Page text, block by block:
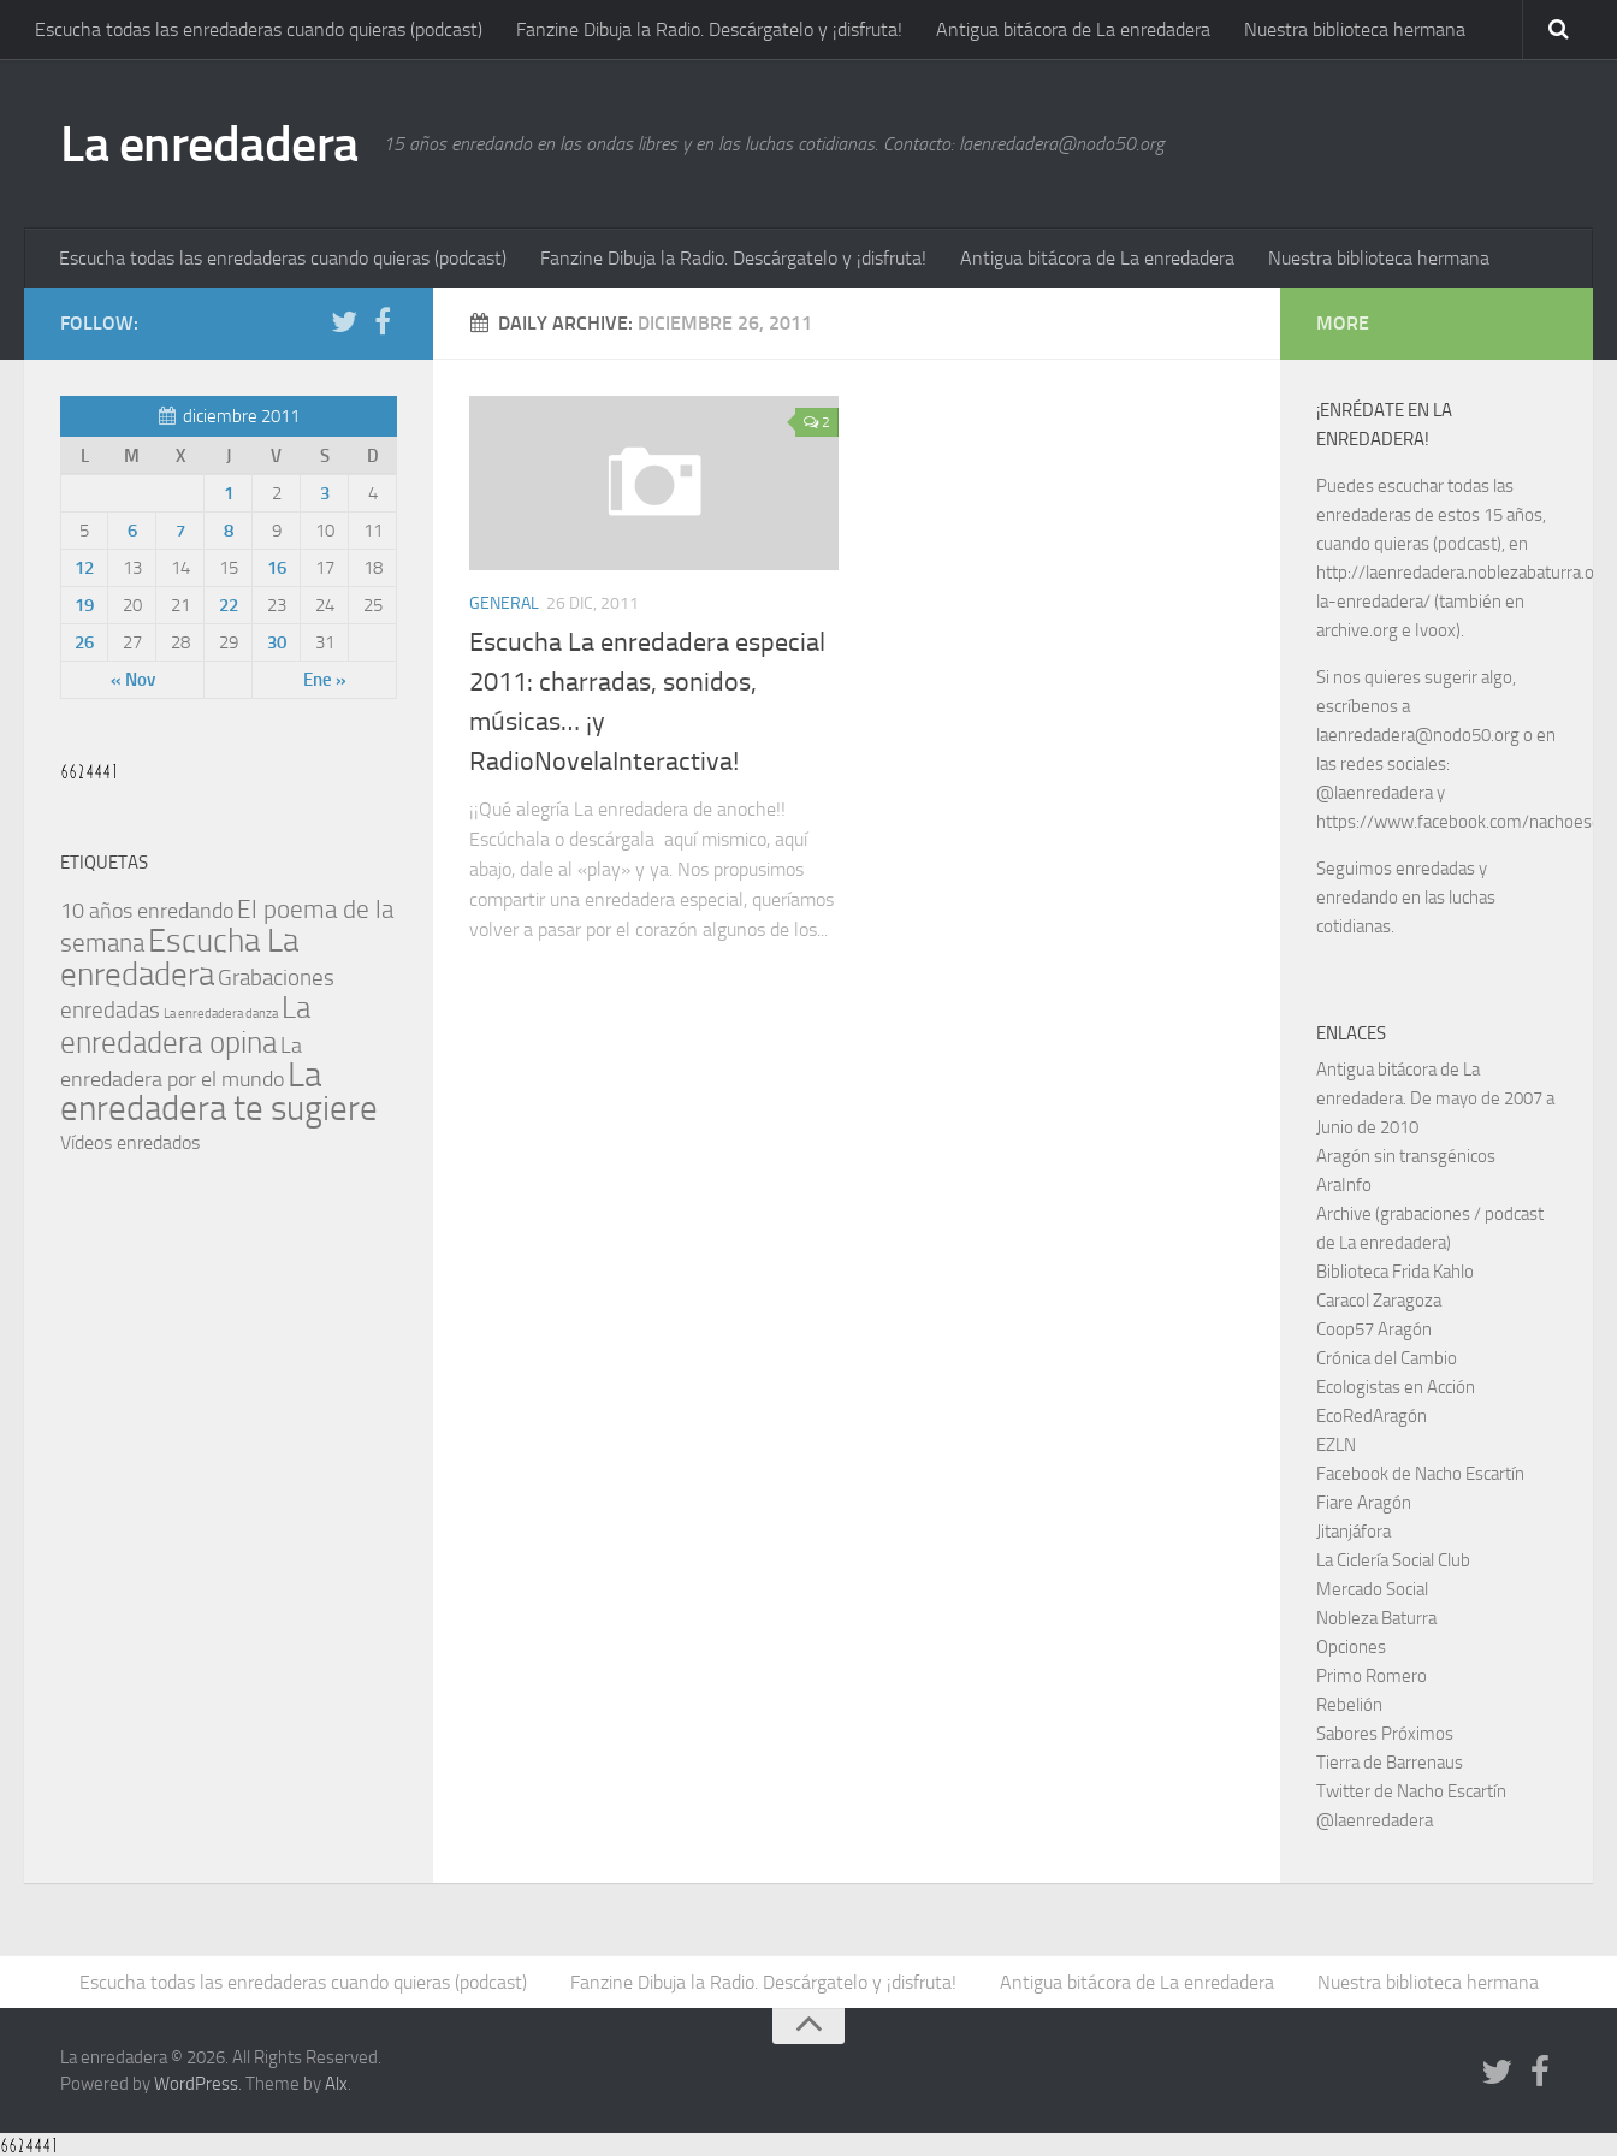
Escucha todas las enredaderas cuando quieras (podcast) Fanzine Dibuja la Radio. Descárgatelo y ¡disfruta! Antigua bitácora de La enredadera Nuestra biblioteca hermana
La enredadera 15 años enredando en las ondas libres y en las luchas cotidianas. Contacto: laenredadera@nodo50.org
Escucha todas las enredaderas cuando quieras (podcast) Fanzine Dibuja la Radio. Descárgatelo y ¡disfruta! Antigua bitácora de La enredadera Nuestra biblioteca hermana
DAILY ARCHIVE: DICIEMBRE 26, 2011
2
GENERAL 26 DIC, 2011
Escucha La enredadera especial
2011: charradas, sonidos,
músicas… ¡y
RadioNovelaInteractiva!
¡¡Qué alegría La enredadera de anoche!!
Escúchala o descárgala aquí mismico, aquí
abajo, dale al «play» y ya. Nos propusimos
compartir una enredadera especial, queríamos
volver a pasar por el corazón algunos de los...
FOLLOW:
diciembre 2011
L
M X J V S D
« Nov Ene »
1 2 3
4
5
6 7 8 9 10
11
12
13 14 15 16 17
18
19
20 21 22 23 24
25
26
27 28 29 30 31
ETIQUETAS
10 años enredando El poema de la
semana Escucha La
enredaderaGrabaciones
enredadas La enredadera danza La
enredadera opina La
enredadera por el mundo La
enredadera te sugiere
Vídeos enredados
MORE
¡ENRÉDATE EN LA
ENREDADERA!
Puedes escuchar todas las
enredaderas de estos 15 años,
cuando quieras (podcast), en
http://
la-enredadera/ (también en
archive.org e Ivoox).
Si nos quieres sugerir algo,
escríbenos a
laenredadera@nodo50.org o en
las redes sociales:
@laenredadera y
https://www.facebook.com/
Seguimos enredadas y
enredando en las luchas
cotidianas.
ENLACES
Antigua bitácora de La
enredadera. De mayo de 2007 a
Junio de 2010
Aragón sin transgénicos
AraInfo
Archive (grabaciones / podcast
de La enredadera)
Biblioteca Frida Kahlo
Caracol Zaragoza
Coop57 Aragón
Crónica del Cambio
Ecologistas en Acción
EcoRedAragón
EZLN
Facebook de Nacho Escartín
Fiare Aragón
Jitanjáfora
La Ciclería Social Club
Mercado Social
Nobleza Baturra
Opciones
Primo Romero
Rebelión
Sabores Próximos
Tierra de Barrenaus
Twitter de Nacho Escartín
@laenredadera
Escucha todas las enredaderas cuando quieras (podcast) Fanzine Dibuja la Radio. Descárgatelo y ¡disfruta! Antigua bitácora de La enredadera Nuestra biblioteca hermana
La enredadera © 2026. All Rights Reserved.
Powered byWordPress. Theme byAlx.